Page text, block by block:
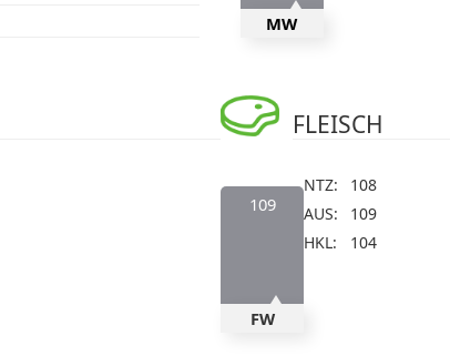
MW
FLEISCH
109
FW
NTZ:
108
AUS:
109
HKL:
104